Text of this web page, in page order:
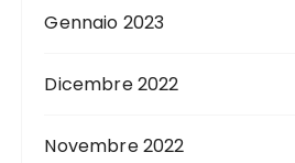
Gennaio 2023
Dicembre 2022
Novembre 2022